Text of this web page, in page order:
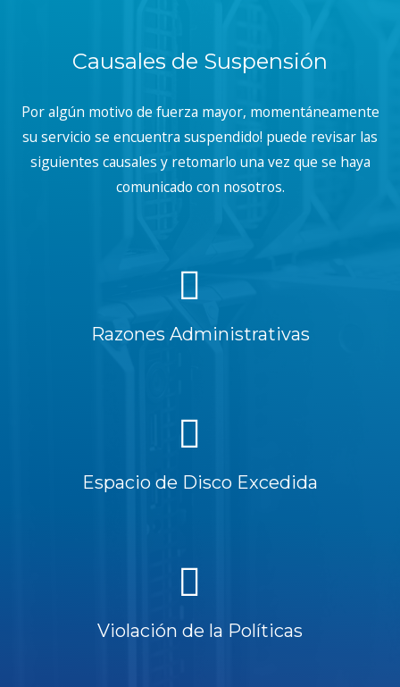
Causales de Suspensión
Por algún motivo de fuerza mayor, momentáneamente
su servicio se encuentra suspendido! puede revisar las
siguientes causales y retomarlo una vez que se haya
comunicado con nosotros.
Razones Administrativas
Espacio de Disco Excedida
Violación de la Políticas